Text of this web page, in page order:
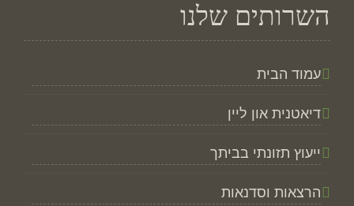
השרותים שלנו
עמוד הבית
דיאטנית און ליין
ייעוץ תזונתי בביתך
הרצאות וסדנאות